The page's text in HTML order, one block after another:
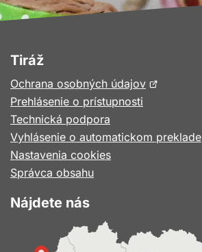
Tiráž
Ochrana osobných údajovOtvorí
novom
Prehlásenie o prístupnosti
Technická podpora
Vyhlásenie o automatickom preklade
Nastavenia cookies
Správca obsahu
Nájdete nás